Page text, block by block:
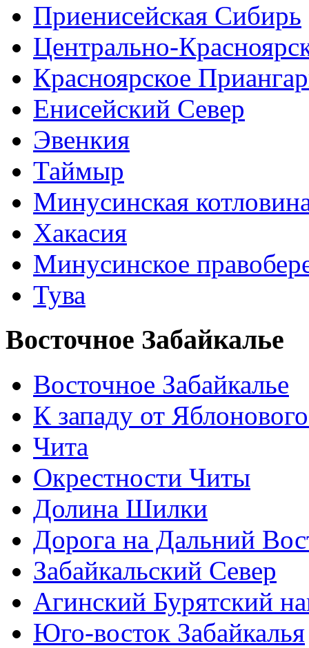
Приенисейская Сибирь
Центрально-
Красноярское
Енисейский Север
Эвенкия
Таймыр
Минусинская
Хакасия
Минусинское
Тува
Восточное Забайкалье
Восточное Забайкалье
К западу от
Чита
Окрестности Читы
Долина Шилки
Дорога на Дальний
Забайкальский Север
Агинский Бурятский
Юго-восток Забайкалья